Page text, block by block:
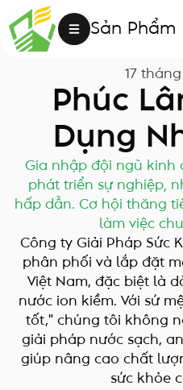
Sản Phẩm
17 tháng
Phúc
Dụng
Gia nhập đội ngũ kinh
phát triển sự nghiệp,
hấp dẫn. Cơ hội thăng
làm việc
Công ty Giải Pháp Sức
phân phối và lắp đặt
Việt Nam, đặc biệt là
nước ion kiềm. Với sứ
tốt," chúng tôi không
giải pháp nước sạch,
giúp nâng cao chất
sức khỏe